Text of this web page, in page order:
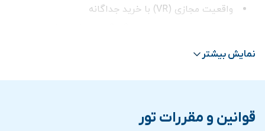
واقعیت مجازی (VR) با خرید جداگانه
منحصر به فرد
نمایش بیشتر
قوانین و مقررات تور